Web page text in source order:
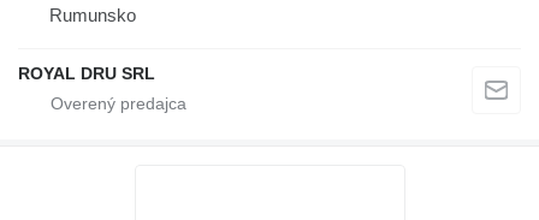
Rumunsko
ROYAL DRU SRL